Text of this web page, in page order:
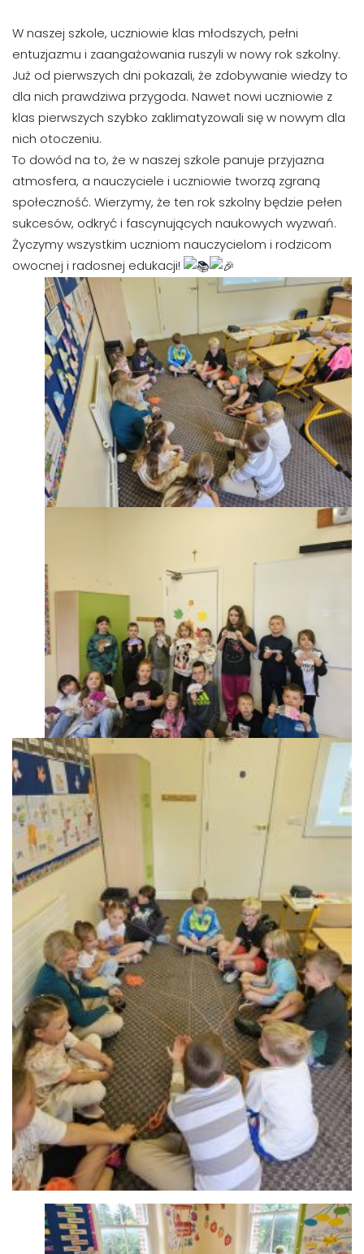
W naszej szkole, uczniowie klas młodszych, pełni
entuzjazmu i zaangażowania ruszyli w nowy rok szkolny.
Już od pierwszych dni pokazali, że zdobywanie wiedzy to
dla nich prawdziwa przygoda. Nawet nowi uczniowie z
klas pierwszych szybko zaklimatyzowali się w nowym dla
nich otoczeniu.
To dowód na to, że w naszej szkole panuje przyjazna
atmosfera, a nauczyciele i uczniowie tworzą zgraną
społeczność. Wierzymy, że ten rok szkolny będzie pełen
sukcesów, odkryć i fascynujących naukowych wyzwań.
Życzymy wszystkim uczniom nauczycielom i rodzicom
owocnej i radosnej edukacji!